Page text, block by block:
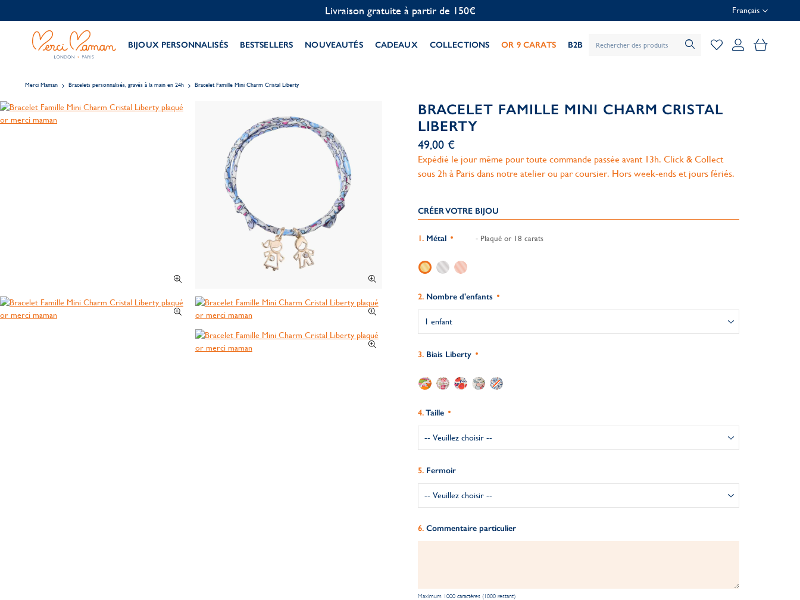
Personnalisation offerte Français
BIJOUX PERSONNALISÉS BESTSELLERS NOUVEAUTÉS CADEAUX COLLECTIONS OR 9 CARATS B2B Mon
Merci Maman Bracelets personnalisés, gravés à la main en 24h Bracelet Famille Mini Charm Cristal Liberty
BRACELET FAMILLE MINI CHARM CRISTAL
LIBERTY
49,00 €
Expédié le jour même pour toute commande passée avant 13h. Click & Collect
sous 2h à Paris dans notre atelier ou par coursier. Hors week-ends et jours fériés.
CRÉER VOTRE BIJOU
Métal - Plaqué or 18 carats
Nombre d'enfants
Biais Liberty
Taille
Fermoir
Commentaire particulier
Maximum 1000 caractères (1000 restant)